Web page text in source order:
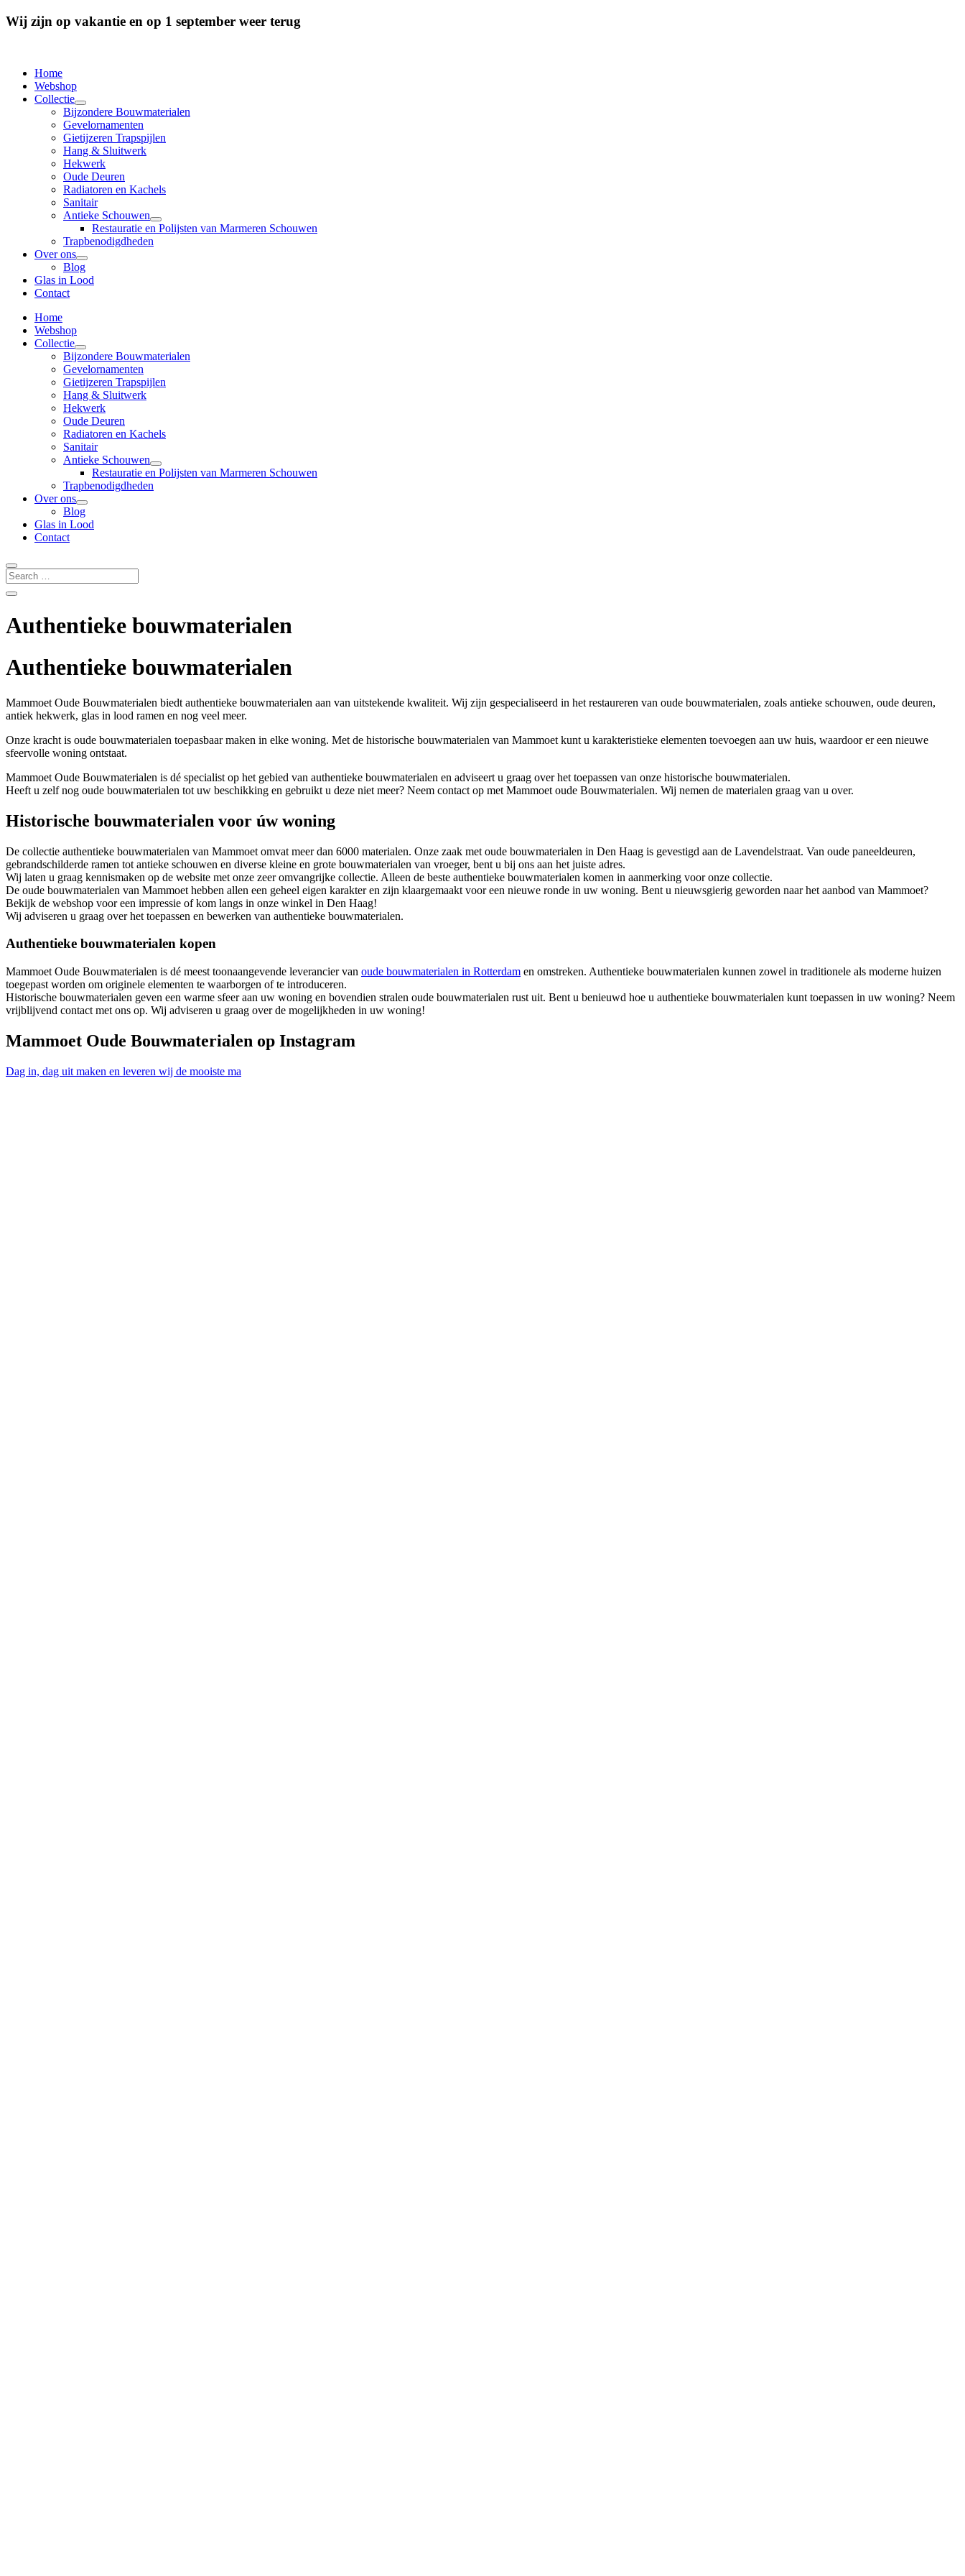
Wij zijn op vakantie en op 1 september weer terug
Home
Webshop
Collectie
Bijzondere Bouwmaterialen
Gevelornamenten
Gietijzeren Trapspijlen
Hang & Sluitwerk
Hekwerk
Oude Deuren
Radiatoren en Kachels
Sanitair
Antieke Schouwen
Restauratie en Polijsten van Marmeren Schouwen
Trapbenodigdheden
Over ons
Blog
Glas in Lood
Contact
Home
Webshop
Collectie
Bijzondere Bouwmaterialen
Gevelornamenten
Gietijzeren Trapspijlen
Hang & Sluitwerk
Hekwerk
Oude Deuren
Radiatoren en Kachels
Sanitair
Antieke Schouwen
Restauratie en Polijsten van Marmeren Schouwen
Trapbenodigdheden
Over ons
Blog
Glas in Lood
Contact
Authentieke bouwmaterialen
Authentieke bouwmaterialen
Mammoet Oude Bouwmaterialen biedt authentieke bouwmaterialen aan van uitstekende kwaliteit. Wij zijn gespecialiseerd in het restaureren van oude bouwmaterialen, zoals antieke schouwen, oude deuren,
antiek hekwerk, glas in lood ramen en nog veel meer.
Onze kracht is oude bouwmaterialen toepasbaar maken in elke woning. Met de historische bouwmaterialen van Mammoet kunt u karakteristieke elementen toevoegen aan uw huis, waardoor er een nieuwe
sfeervolle woning ontstaat.
Mammoet Oude Bouwmaterialen is dé specialist op het gebied van authentieke bouwmaterialen en adviseert u graag over het toepassen van onze historische bouwmaterialen.
Heeft u zelf nog oude bouwmaterialen tot uw beschikking en gebruikt u deze niet meer? Neem contact op met Mammoet oude Bouwmaterialen. Wij nemen de materialen graag van u over.
Historische bouwmaterialen voor úw woning
De collectie authentieke bouwmaterialen van Mammoet omvat meer dan 6000 materialen. Onze zaak met oude bouwmaterialen in Den Haag is gevestigd aan de Lavendelstraat. Van oude paneeldeuren,
gebrandschilderde ramen tot antieke schouwen en diverse kleine en grote bouwmaterialen van vroeger, bent u bij ons aan het juiste adres.
Wij laten u graag kennismaken op de website met onze zeer omvangrijke collectie. Alleen de beste authentieke bouwmaterialen komen in aanmerking voor onze collectie.
De oude bouwmaterialen van Mammoet hebben allen een geheel eigen karakter en zijn klaargemaakt voor een nieuwe ronde in uw woning. Bent u nieuwsgierig geworden naar het aanbod van Mammoet?
Bekijk de webshop voor een impressie of kom langs in onze winkel in Den Haag!
Wij adviseren u graag over het toepassen en bewerken van authentieke bouwmaterialen.
Authentieke bouwmaterialen kopen
Mammoet Oude Bouwmaterialen is dé meest toonaangevende leverancier van oude bouwmaterialen in Rotterdam en omstreken. Authentieke bouwmaterialen kunnen zowel in traditionele als moderne huizen
toegepast worden om originele elementen te waarborgen of te introduceren.
Historische bouwmaterialen geven een warme sfeer aan uw woning en bovendien stralen oude bouwmaterialen rust uit. Bent u benieuwd hoe u authentieke bouwmaterialen kunt toepassen in uw woning? Neem
vrijblijvend contact met ons op. Wij adviseren u graag over de mogelijkheden in uw woning!
Mammoet Oude Bouwmaterialen op Instagram
Dag in, dag uit maken en leveren wij de mooiste ma